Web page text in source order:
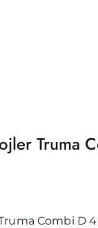
Truma
Combi D